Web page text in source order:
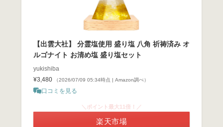
【出雲大社】 分霊塩使用 盛り塩 八角 祈祷済み オ
ルゴナイト お清め塩 盛り塩セット
yukishiba
¥3,480
（2026/07/09 05:34時点 | Amazon調べ）
口コミを見る
＼ポイント最大11倍！／
楽天市場